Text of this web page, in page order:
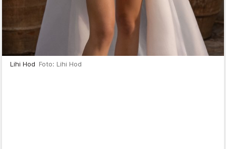
Lihi Hod Foto: Lihi Hod